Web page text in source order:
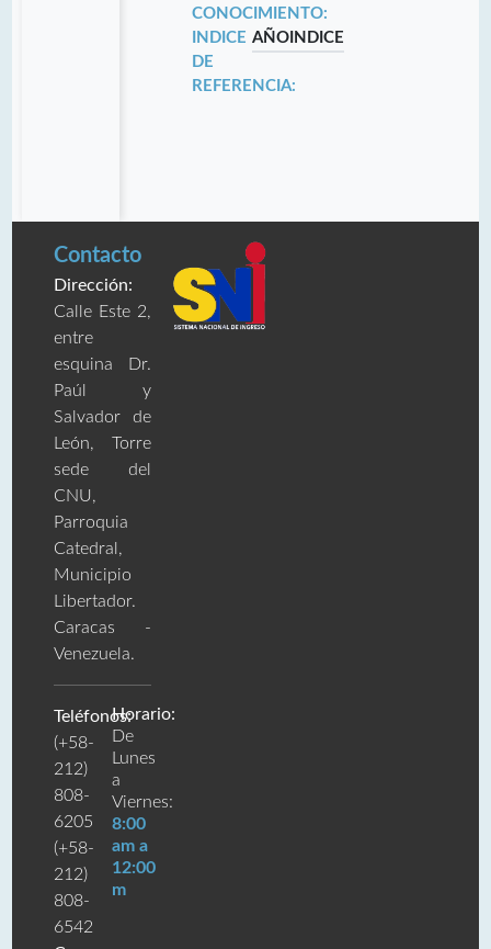
CONOCIMIENTO:
INDICE
DE
REFERENCIA:
AÑO INDICE
Contacto
Dirección:
Calle Este 2,
entre
esquina Dr.
Paúl y
Salvador de
León, Torre
sede del
CNU,
Parroquia
Catedral,
Municipio
Libertador.
Caracas -
Venezuela.
Teléfonos:
(+58-
212)
808-
6205
(+58-
212)
808-
6542
Horario:
De
Lunes
a
Viernes:
8:00
am a
12:00
m